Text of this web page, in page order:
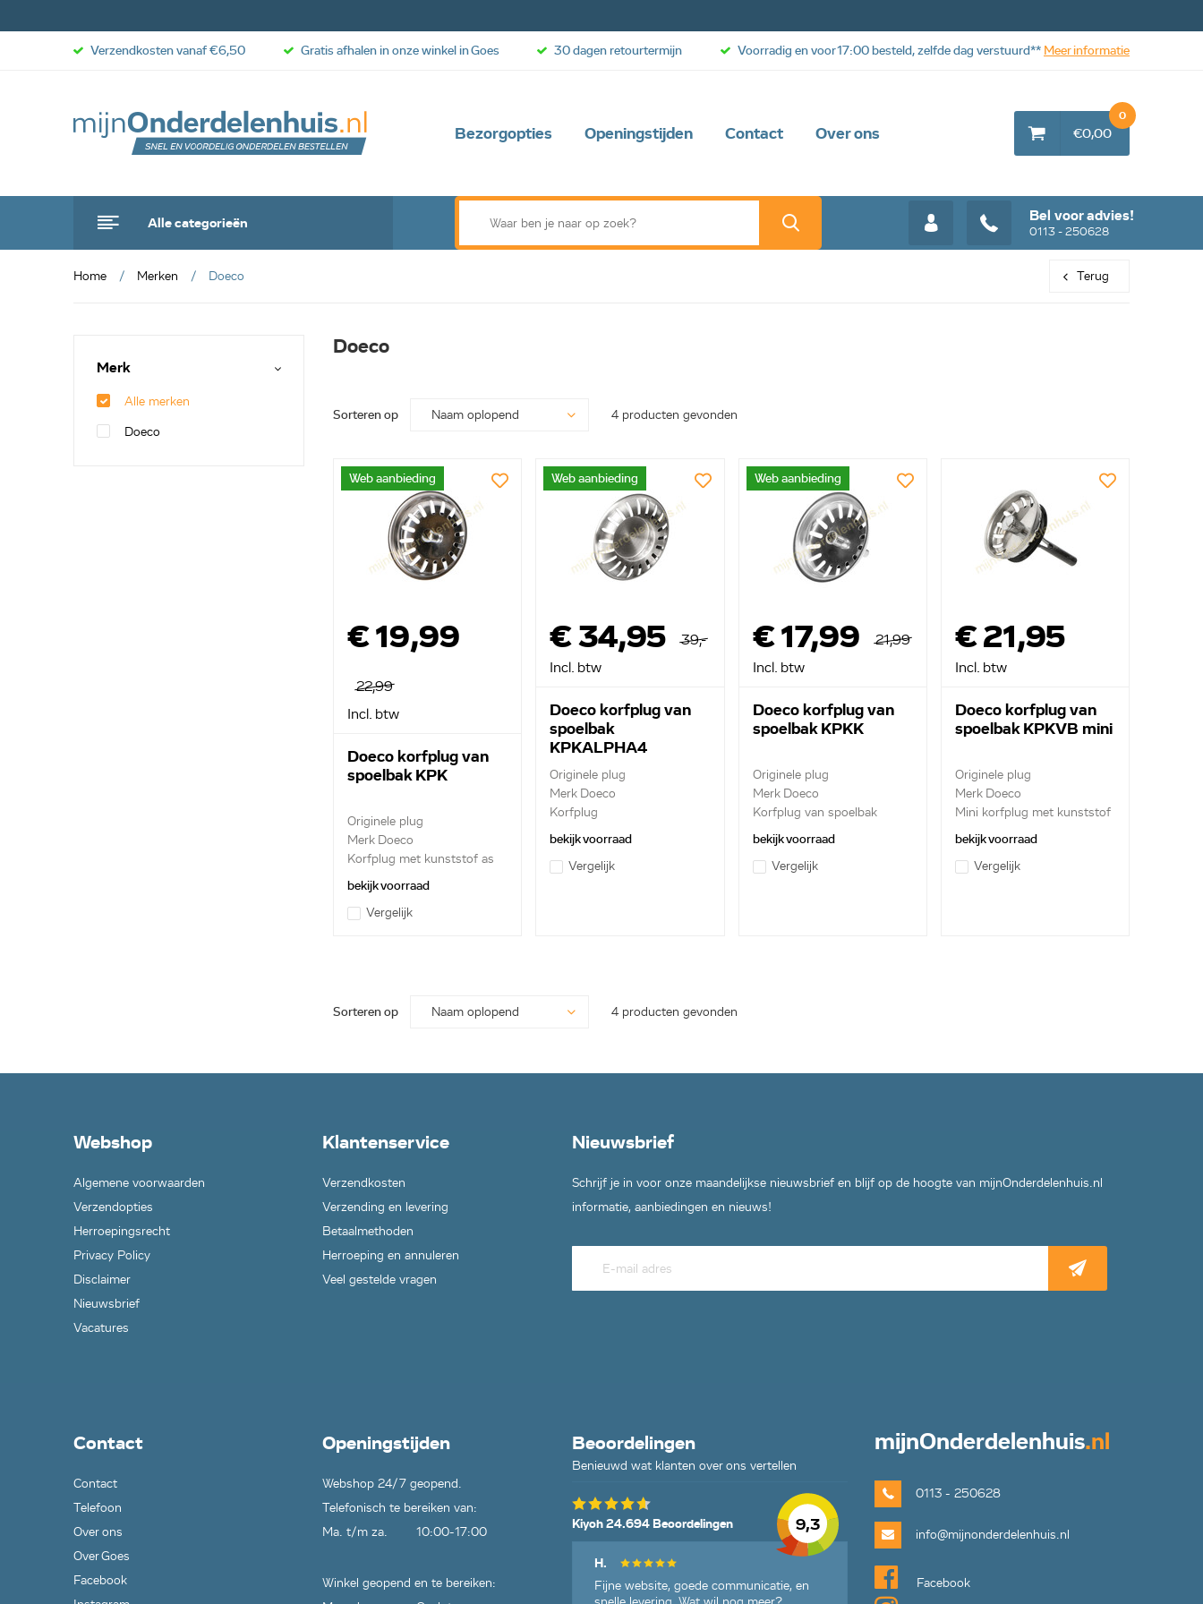
Bezorgopties Openingstijden Contact Over ons
Alle categorieën Bel voor advies!
0113 - 250628
€0,00
0
Verzendkosten vanaf €6,50 Gratis afhalen in onze winkel in Goes 30 dagen retourtermijn Voorradig en voor 17:00 besteld, zelfde dag verstuurd** Meer informatie
Home Merken Doeco Terug
Merk
Alle merken
Doeco
Doeco
Sorteren op 4 producten gevonden
Web aanbieding
€ 19,99
22,99
Incl. btw
Doeco korfplug van
spoelbak KPK
Originele plug
Merk Doeco
Korfplug met kunststof as
bekijk voorraad
Vergelijk
Web aanbieding
€ 34,95
39,-
Incl. btw
Doeco korfplug van
spoelbak
KPKALPHA4
Originele plug
Merk Doeco
Korfplug
bekijk voorraad
Vergelijk
Web aanbieding
€ 17,99
21,99
Incl. btw
Doeco korfplug van
spoelbak KPKK
Originele plug
Merk Doeco
Korfplug van spoelbak
bekijk voorraad
Vergelijk
€ 21,95
Incl. btw
Doeco korfplug van
spoelbak KPKVB mini
Originele plug
Merk Doeco
Mini korfplug met kunststof
as
bekijk voorraad
Vergelijk
Sorteren op 4 producten gevonden
Webshop
Algemene voorwaarden
Verzendopties
Herroepingsrecht
Privacy Policy
Disclaimer
Nieuwsbrief
Vacatures
Klantenservice
Verzendkosten
Verzending en levering
Betaalmethoden
Herroeping en annuleren
Veel gestelde vragen
Nieuwsbrief
Schrijf je in voor onze maandelijkse nieuwsbrief en blijf op de hoogte van mijnOnderdelenhuis.nl
informatie, aanbiedingen en nieuws!
Contact
Contact
Telefoon
Over ons
Over Goes
Facebook
Openingstijden
Webshop 24/7 geopend.
Telefonisch te bereiken van:
Ma. t/m za.
10:00-17:00
Winkel geopend en te bereiken:
Beoordelingen
Benieuwd wat klanten over ons vertellen
9,3
Kiyoh 24.694 Beoordelingen
H.
Fijne website, goede communicatie, en
mijnOnderdelenhuis.nl
0113 - 250628
info@mijnonderdelenhuis.nl
Facebook